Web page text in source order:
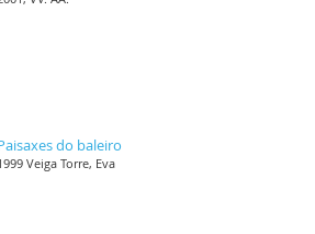
do baleiro
Veiga Torre, Eva